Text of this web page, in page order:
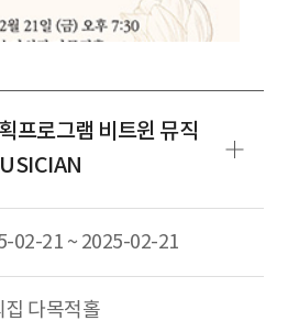
프로그램 비트윈 뮤직
02-21 ~ 2025-02-21
집 다목적홀